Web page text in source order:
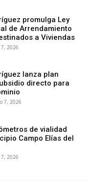
promulga Ley
de Arrendamiento
a Viviendas
7, 2026
lanza plan
directo para
7, 2026
de vialidad
Campo Elías del
7, 2026